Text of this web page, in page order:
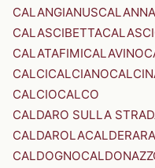
CALANGIANUSCALANNA
CALASCIBETTA
CALATAFIMICALAVINO
CALCICALCIANO
CALCIOCALCO
CALDARO SULLA
CALDAROLA
CALDOGNO